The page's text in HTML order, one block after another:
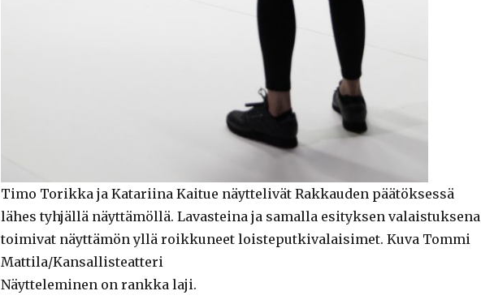
Timo Torikka ja Katariina Kaitue näyttelivät Rakkauden päätöksessä
lähes tyhjällä näyttämöllä. Lavasteina ja samalla esityksen valaistuksena
toimivat näyttämön yllä roikkuneet loisteputkivalaisimet. Kuva Tommi
Mattila/Kansallisteatteri
Näytteleminen on rankka laji.